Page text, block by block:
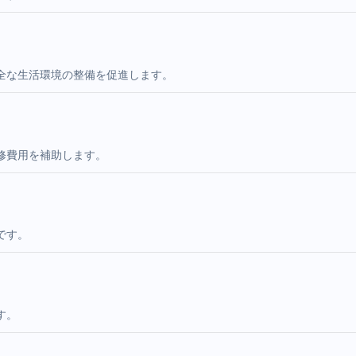
生活環境の整備を促進します。
用を補助します。
。